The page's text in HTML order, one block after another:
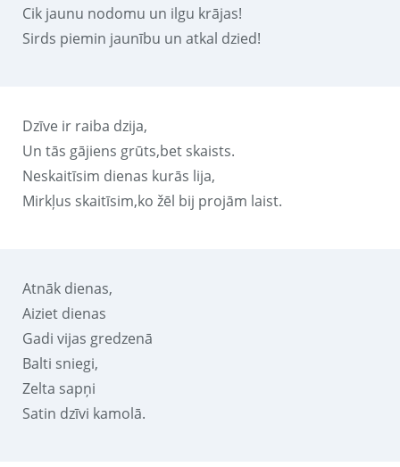
Cik jaunu nodomu un ilgu krājas!
Sirds piemin jaunību un atkal dzied!
Dzīve ir raiba dzija,
Un tās gājiens grūts,bet skaists.
Neskaitīsim dienas kurās lija,
Mirkļus skaitīsim,ko žēl bij projām laist.
Atnāk dienas,
Aiziet dienas
Gadi vijas gredzenā
Balti sniegi,
Zelta sapņi
Satin dzīvi kamolā.